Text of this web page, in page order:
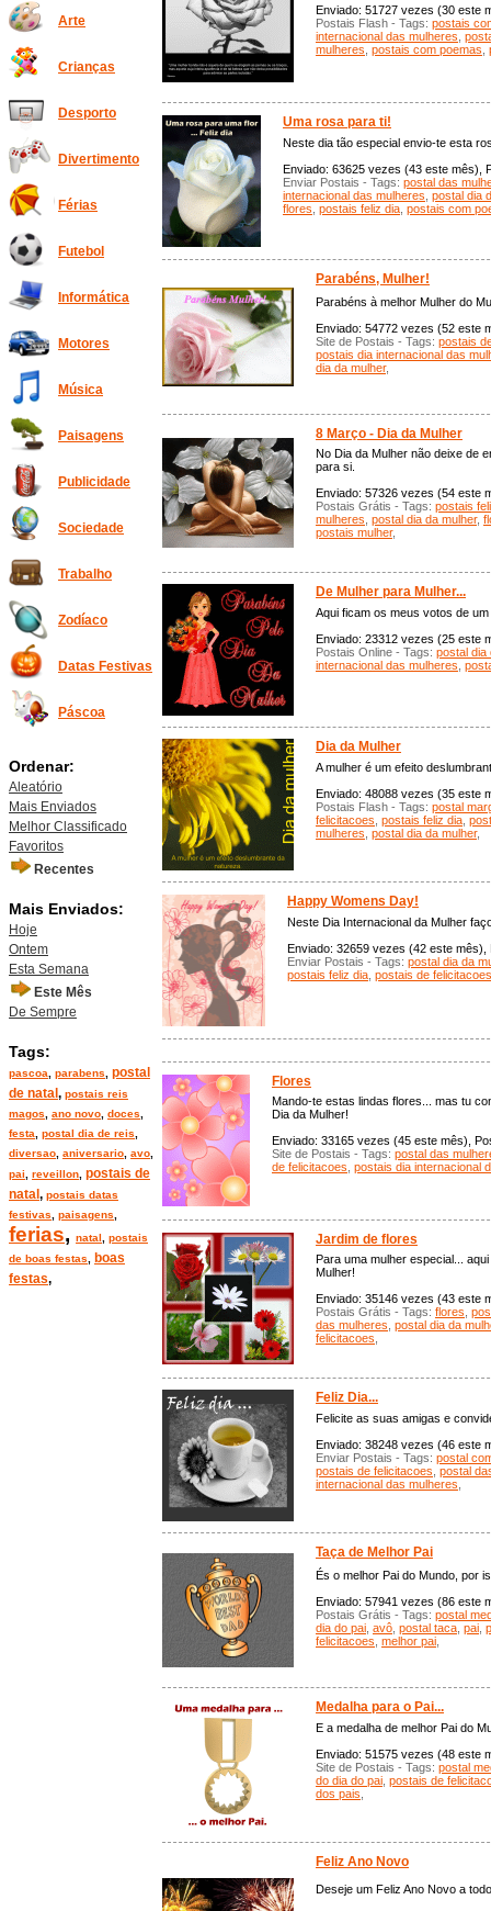
Arte
Crianças
Desporto
Divertimento
Férias
Futebol
Informática
Motores
Música
Paisagens
Publicidade
Sociedade
Trabalho
Zodíaco
Datas Festivas
Páscoa
Ordenar:
Aleatório
Mais Enviados
Melhor Classificado
Favoritos
Recentes
Mais Enviados:
Hoje
Ontem
Esta Semana
Este Mês
De Sempre
Tags:
pascoa parabens
postal
de natal , postais reis
magos
ano novo doces
festa
postal dia de reis
diversao aniversario avo
pai
reveillon postais de
natal , postais datas
festivas
paisagens
ferias, natal
postais
de boas festas
boas
festas,
Enviado: 51727 vezes (30 este
Postais Flash - Tags: postais
internacional das mulheres
mulheres postais com poemas
Uma rosa para ti!
Neste dia tão especial envio-te esta
Enviado: 63625 vezes (43 este mês),
Enviar Postais - Tags: postal das
internacional das mulheres postal dia
flores postais feliz dia postais com
Parabéns, Mulher!
Parabéns à melhor Mulher do
Enviado: 54772 vezes (52 este
Site de Postais - Tags: postais
postais dia internacional das
dia da mulher,
8 Março - Dia da Mulher
No Dia da Mulher não deixe de
para si.
Enviado: 57326 vezes (54 este
Postais Grátis - Tags: postais
mulheres postal dia da mulher,
postais mulher,
De Mulher para Mulher...
Aqui ficam os meus votos de
Enviado: 23312 vezes (25 este
Postais Online - Tags: postal dia
internacional das mulheres
Dia da Mulher
A mulher é um efeito
Enviado: 48088 vezes (35 este
Postais Flash - Tags: postal
felicitacoes postais feliz dia
mulheres postal dia da mulher,
Happy Womens Day!
Neste Dia Internacional da Mulher
Enviado: 32659 vezes (42 este
Enviar Postais - Tags: postal dia da
postais feliz dia postais de felicitacoes
Flores
Mando-te estas lindas flores... mas tu
Dia da Mulher!
Enviado: 33165 vezes (45 este mês),
Site de Postais - Tags: postal das
de felicitacoes postais dia internacional
Jardim de flores
Para uma mulher especial...
Mulher!
Enviado: 35146 vezes (43 este
Postais Grátis - Tags: flores
das mulheres postal dia da
felicitacoes
Feliz Dia...
Felicite as suas amigas e
Enviado: 38248 vezes (46 este
Enviar Postais - Tags: postal
postais de felicitacoes postal
internacional das mulheres
Taça de Melhor Pai
És o melhor Pai do Mundo, por
Enviado: 57941 vezes (86 este
Postais Grátis - Tags: postal
dia do pai avô postal taca pai
felicitacoes melhor pai
Medalha para o Pai...
E a medalha de melhor Pai do
Enviado: 51575 vezes (48 este
Site de Postais - Tags: postal
do dia do pai postais de
dos pais
Feliz Ano Novo
Deseje um Feliz Ano Novo a